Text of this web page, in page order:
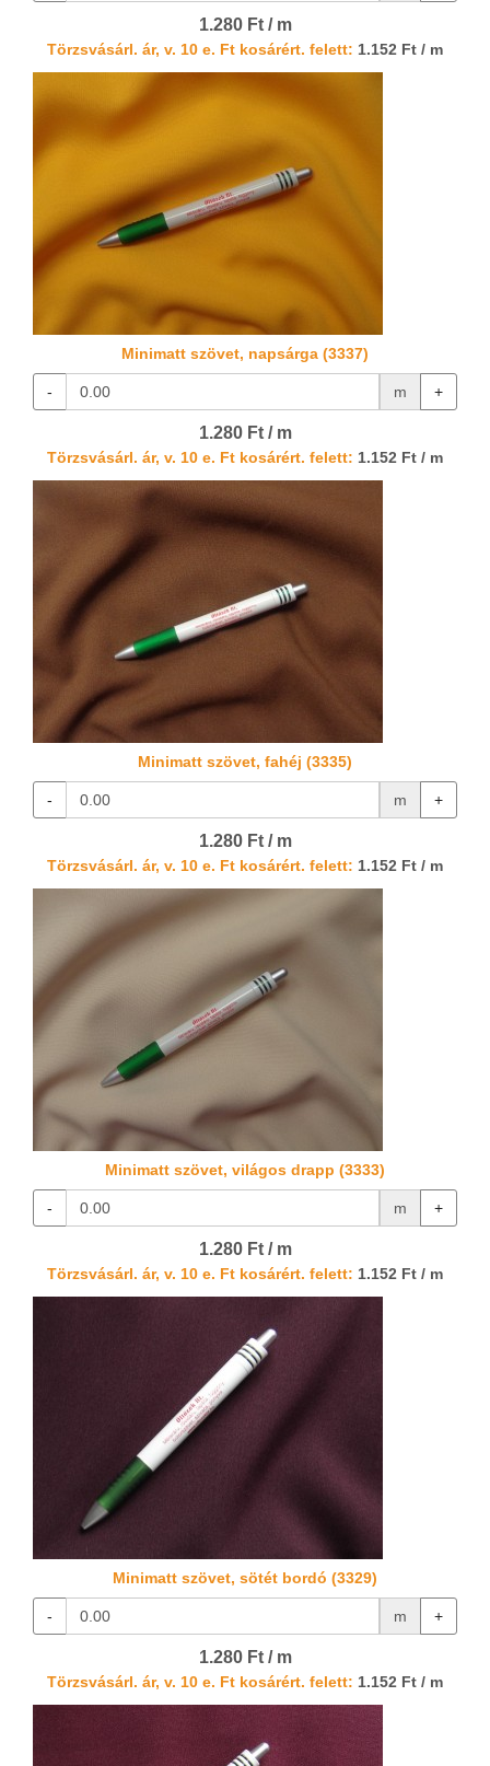
1.280 Ft / m
Törzsvásárl. ár, v. 10 e. Ft kosárért. felett: 1.152 Ft / m
Minimatt szövet, napsárga (3337)
- m +
1.280 Ft / m
Törzsvásárl. ár, v. 10 e. Ft kosárért. felett: 1.152 Ft / m
Minimatt szövet, fahéj (3335)
- m +
1.280 Ft / m
Törzsvásárl. ár, v. 10 e. Ft kosárért. felett: 1.152 Ft / m
Minimatt szövet, világos drapp (3333)
- m +
1.280 Ft / m
Törzsvásárl. ár, v. 10 e. Ft kosárért. felett: 1.152 Ft / m
Minimatt szövet, sötét bordó (3329)
- m +
1.280 Ft / m
Törzsvásárl. ár, v. 10 e. Ft kosárért. felett: 1.152 Ft / m